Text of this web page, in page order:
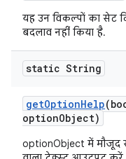
यह उन विकल्पों का सेट
बदलाव नहीं किया है.
static String
getOptionHelp
optionObject)
optionObject में मौजूद